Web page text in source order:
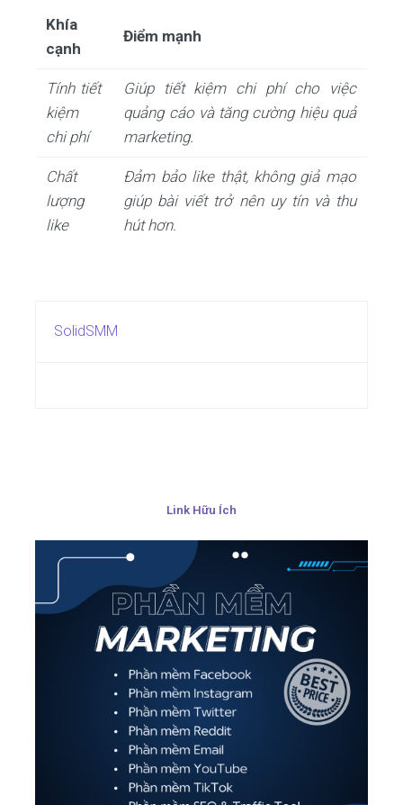
Khía
cạnh
Điểm mạnh
Tính tiết
kiệm
chi phí
Giúp tiết kiệm chi phí cho việc
quảng cáo và tăng cường hiệu quả
marketing.
Chất
lượng
like
Đảm bảo like thật, không giả mạo
giúp bài viết trở nên uy tín và thu
hút hơn.
SolidSMM
Link Hữu Ích